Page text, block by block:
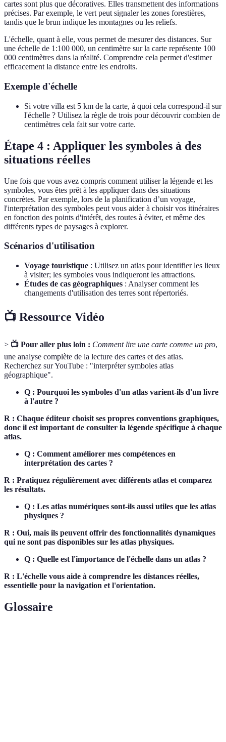
cartes sont plus que décoratives. Elles transmettent des informations
précises. Par exemple, le vert peut signaler les zones forestières,
tandis que le brun indique les montagnes ou les reliefs.
L'échelle, quant à elle, vous permet de mesurer des distances. Sur
une échelle de 1:100 000, un centimètre sur la carte représente 100
000 centimètres dans la réalité. Comprendre cela permet d'estimer
efficacement la distance entre les endroits.
Exemple d'échelle
Si votre villa est 5 km de la carte, à quoi cela correspond-il sur
l'échelle ? Utilisez la règle de trois pour découvrir combien de
centimètres cela fait sur votre carte.
Étape 4 : Appliquer les symboles à des
situations réelles
Une fois que vous avez compris comment utiliser la légende et les
symboles, vous êtes prêt à les appliquer dans des situations
concrètes. Par exemple, lors de la planification d’un voyage,
l'interprétation des symboles peut vous aider à choisir vos itinéraires
en fonction des points d'intérêt, des routes à éviter, et même des
différents types de paysages à explorer.
Scénarios d'utilisation
Voyage touristique : Utilisez un atlas pour identifier les lieux
à visiter; les symboles vous indiqueront les attractions.
Études de cas géographiques : Analyser comment les
changements d'utilisation des terres sont répertoriés.
📺 Ressource Vidéo
> 📺 Pour aller plus loin : Comment lire une carte comme un pro,
une analyse complète de la lecture des cartes et des atlas.
Recherchez sur YouTube : "interpréter symboles atlas
géographique".
Q : Pourquoi les symboles d'un atlas varient-ils d'un livre
à l'autre ?
R : Chaque éditeur choisit ses propres conventions graphiques,
donc il est important de consulter la légende spécifique à chaque
atlas.
Q : Comment améliorer mes compétences en
interprétation des cartes ?
R : Pratiquez régulièrement avec différents atlas et comparez
les résultats.
Q : Les atlas numériques sont-ils aussi utiles que les atlas
physiques ?
R : Oui, mais ils peuvent offrir des fonctionnalités dynamiques
qui ne sont pas disponibles sur les atlas physiques.
Q : Quelle est l'importance de l'échelle dans un atlas ?
R : L'échelle vous aide à comprendre les distances réelles,
essentielle pour la navigation et l'orientation.
Glossaire